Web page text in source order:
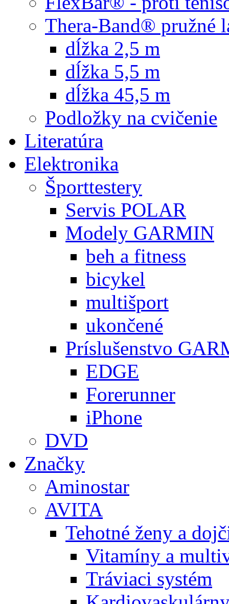
Thera-Band® pružné
dĺžka 2,5 m
dĺžka 5,5 m
dĺžka 45,5 m
Podložky na cvičenie
Literatúra
Elektronika
Športtestery
Servis POLAR
Modely GARMIN
beh a fitness
bicykel
multišport
ukončené
Príslušenstvo
EDGE
Forerunner
iPhone
DVD
Značky
Aminostar
AVITA
Tehotné ženy a
Vitamíny a
Tráviaci systém